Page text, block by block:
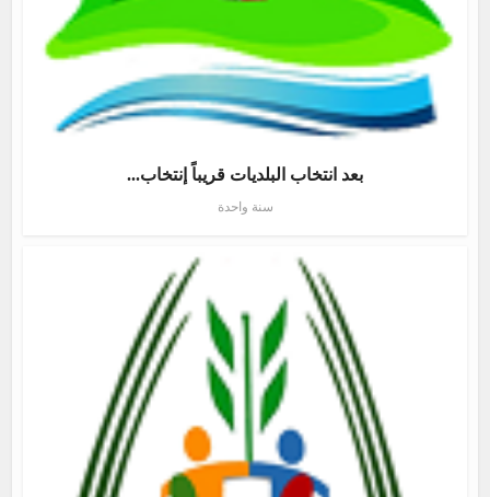
بعد انتخاب البلديات قريباً إنتخاب...
سنة واحدة